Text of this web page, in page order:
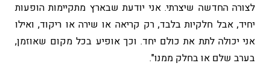
לצורה החדשה שיצרתי. אני יודעת שבארץ מתקיימות הופעות
יחיד, אבל חלקיות בלבד, רק קריאה או שירה או ריקוד, ואילו
אני יכולה לתת את כולם יחד. וכך אופיע בכל מקום שאוזמן,
בערב שלם או בחלק ממנו".